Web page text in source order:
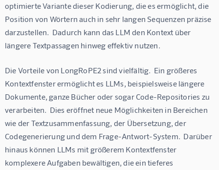
optimierte Variante dieser Kodierung, die es ermöglicht, die
Position von Wörtern auch in sehr langen Sequenzen präzise
darzustellen.  Dadurch kann das LLM den Kontext über
längere Textpassagen hinweg effektiv nutzen.
Die Vorteile von LongRoPE2 sind vielfältig.  Ein größeres
Kontextfenster ermöglicht es LLMs, beispielsweise längere
Dokumente, ganze Bücher oder sogar Code-Repositories zu
verarbeiten.  Dies eröffnet neue Möglichkeiten in Bereichen
wie der Textzusammenfassung, der Übersetzung, der
Codegenerierung und dem Frage-Antwort-System.  Darüber
hinaus können LLMs mit größerem Kontextfenster
komplexere Aufgaben bewältigen, die ein tieferes